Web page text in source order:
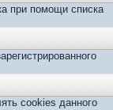
при помощи списка
cookies данного